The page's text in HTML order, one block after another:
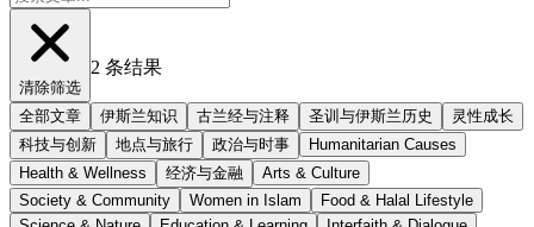
清除筛选
2 条结果
全部文章 伊斯兰知识 古兰经与注释 圣训与伊斯兰历史
灵性成长
科技与创新
地点与旅行 政治与时事
Humanitarian Causes
Health & Wellness
经济与金融
Arts & Culture
Society & Community
Women in Islam
Food & Halal Lifestyle